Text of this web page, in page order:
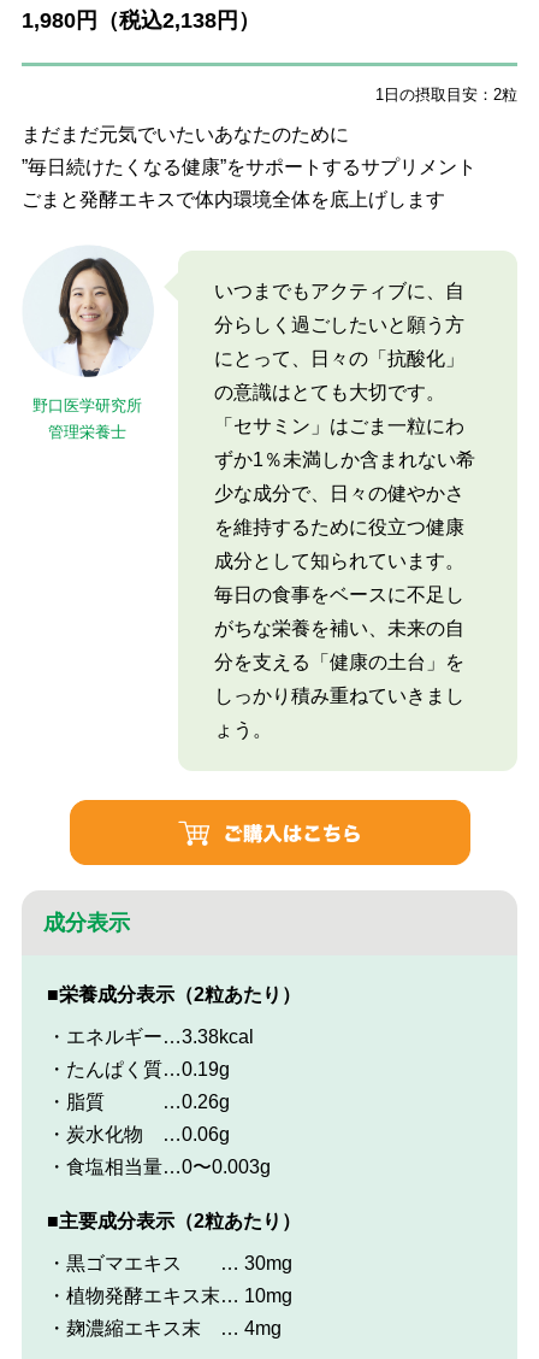
1,980円（税込2,138円）
1日の摂取目安：2粒
まだまだ元気でいたいあなたのために
”毎日続けたくなる健康”をサポートするサプリメント
ごまと発酵エキスで体内環境全体を底上げします
野口医学研究所
管理栄養士
いつまでもアクティブに、自
分らしく過ごしたいと願う方
にとって、日々の「抗酸化」
の意識はとても大切です。
「セサミン」はごま一粒にわ
ずか1％未満しか含まれない希
少な成分で、日々の健やかさ
を維持するために役立つ健康
成分として知られています。
毎日の食事をベースに不足し
がちな栄養を補い、未来の自
分を支える「健康の土台」を
しっかり積み重ねていきまし
ょう。
成分表示
■栄養成分表示（2粒あたり）
・エネルギー…3.38kcal
・たんぱく質…0.19g
・脂質
…0.26g
・炭水化物
…0.06g
・食塩相当量…0〜0.003g
■主要成分表示（2粒あたり）
・黒ゴマエキス
… 30mg
・植物発酵エキス末… 10mg
・麹濃縮エキス末
… 4mg